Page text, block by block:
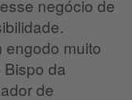
negócio de
engodo muito
Bispo da
de